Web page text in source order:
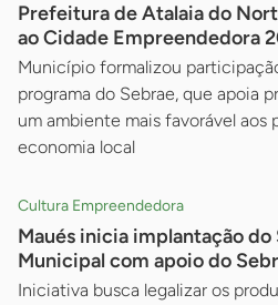
Prefeitura de Atalaia do
ao Cidade Empreendedora
Município formalizou
programa do Sebrae, que apoia
um ambiente mais favorável aos
economia local
Cultura Empreendedora
Maués inicia implantação
Municipal com apoio do
Iniciativa busca legalizar os